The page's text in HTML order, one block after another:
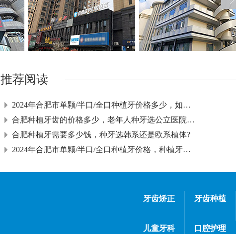
推荐阅读
2024年合肥市单颗/半口/全口种植牙价格多少，如何延长种
合肥种植牙齿的价格多少，老年人种牙选公立医院还是私立
合肥种植牙需要多少钱，种牙选韩系还是欧系植体?
2024年合肥市单颗/半口/全口种植牙价格，种植牙有哪些优
牙齿矫正 牙齿种植
儿童牙科 口腔护理